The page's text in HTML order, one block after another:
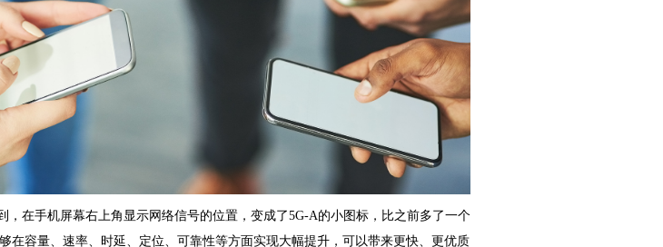
，在手机屏幕右上角显示网络信号的位置，变成了5G-A的小图标，比之前多了一个
在容量、速率、时延、定位、可靠性等方面实现大幅提升，可以带来更快、更优质